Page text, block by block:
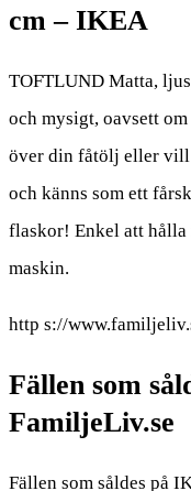
cm – IKEA
TOFTLUND Matta,
och mysigt, oavsett
över din fåtölj eller vill
och känns som ett
flaskor! Enkel att hålla
maskin.
http s://
Fällen som
FamiljeLiv.se
Fällen som såldes på